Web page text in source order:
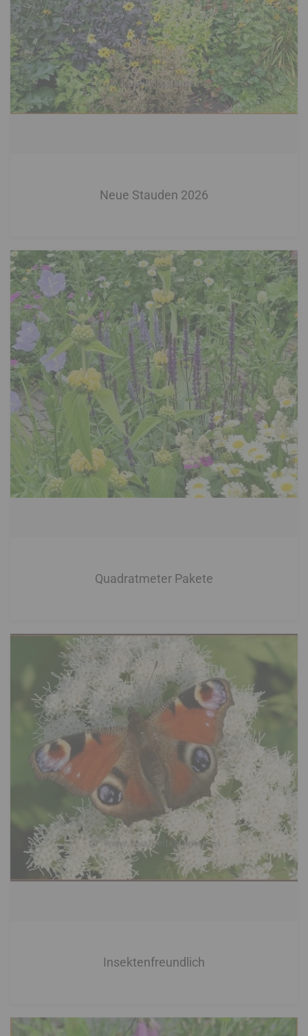
Neue Stauden 2026
Quadratmeter Pakete
Insektenfreundlich